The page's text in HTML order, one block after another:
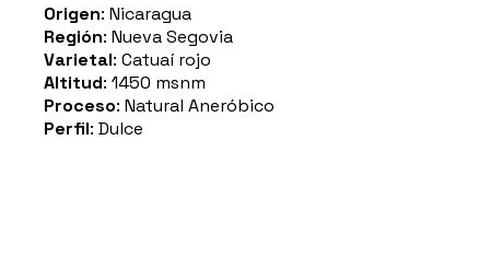
Origen: Nicaragua
Región: Nueva Segovia
Varietal: Catuaí rojo
Altitud: 1450 msnm
Proceso: Natural Aneróbico
Perfil: Dulce